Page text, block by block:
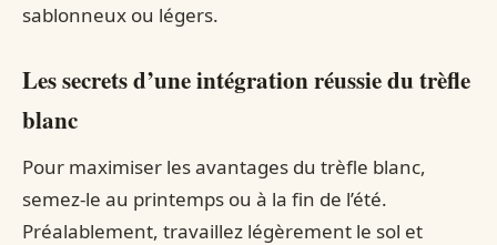
sablonneux ou légers.
Les secrets d’une intégration réussie du trèfle
blanc
Pour maximiser les avantages du trèfle blanc,
semez-le au printemps ou à la fin de l’été.
Préalablement, travaillez légèrement le sol et